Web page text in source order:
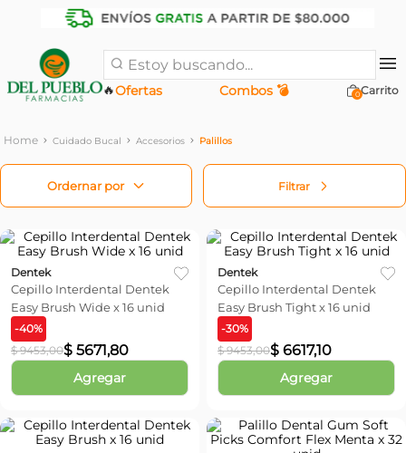
Estoy buscando...
Ofertas
🔥 Combos 💣 0
Cuidado Bucal Accesorios Palillos
Filtrar
Dentek
Cepillo Interdental Dentek
Easy Brush Wide x 16 unid
-40%
$ 9453,00$ 5671,80
Agregar
Dentek
Cepillo Interdental Dentek
Easy Brush Tight x 16 unid
-30%
$ 9453,00$ 6617,10
Agregar